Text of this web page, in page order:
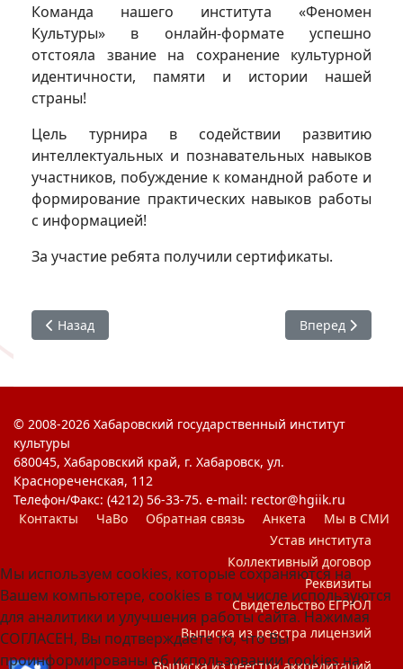
Команда нашего института «Феномен
Культуры» в онлайн-формате успешно
отстояла звание на сохранение культурной
идентичности, памяти и истории нашей
страны!
Цель турнира в содействии развитию
интеллектуальных и познавательных навыков
участников, побуждение к командной работе и
формирование практических навыков работы
с информацией!
За участие ребята получили сертификаты.
Предыдущий: #ХГИК : Я Горжусь. Открытка Победы
Назад Следующий:
Вперед
© 2008-2026 Хабаровский государственный институт
культуры
680045, Хабаровский край, г. Хабаровск, ул.
Краснореченская, 112
Телефон/Факс: (4212) 56-33-75. e-mail: rector@hgiik.ru
Контакты
ЧаВо Обратная связь Анкета
Мы в СМИ
Устав института
Коллективный договор
Реквизиты
Свидетельство ЕГРЮЛ
Выписка из реестра лицензий
Мы используем cookies, которые сохраняются на
Вашем компьютере, cookies в том числе используются
для аналитики и улучшения работы сайта. Нажимая
СОГЛАСЕН, Вы подтверждаете то, что Вы
проинформированы об использовании cookies на